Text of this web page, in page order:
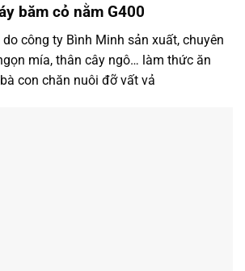
băm cỏ nằm G400
công ty Bình Minh sản xuất, chuyên
mía, thân cây ngô… làm thức ăn
con chăn nuôi đỡ vất vả